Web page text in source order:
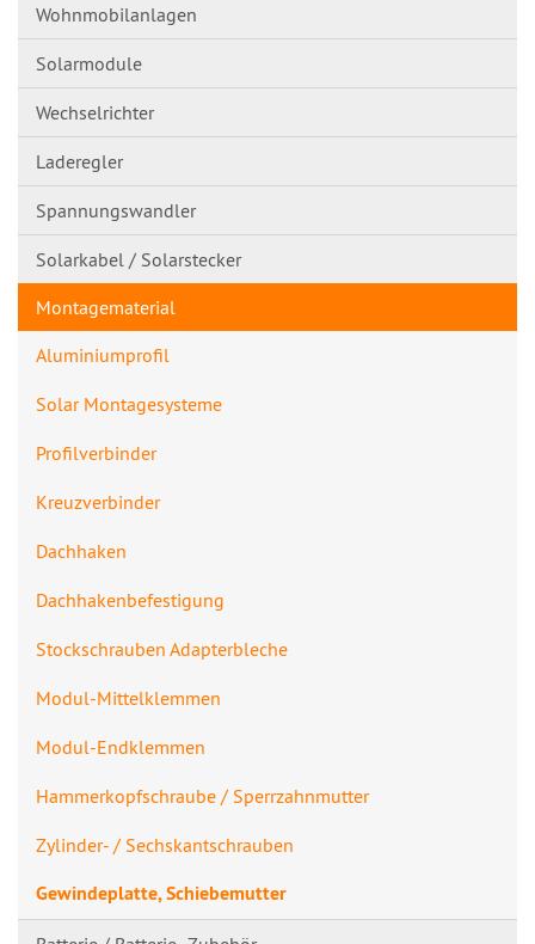
Wohnmobilanlagen
Solarmodule
Wechselrichter
Laderegler
Spannungswandl​er
Solarkabel / Solarstecker
Montagematerial
Aluminiumprofil
Solar Montagesysteme
Profilverbinde​r
Kreuzverbinder
Dachhaken
Dachhakenbefes​tigung
Stockschrauben Adapterbleche
Modul-Mittelklemmen
Modul-Endklemmen
Hammerkopfschraube / Sperrzahnmutte​r
Zylinder- / Sechskantschrau​ben
Gewindeplatte, Schiebemutter